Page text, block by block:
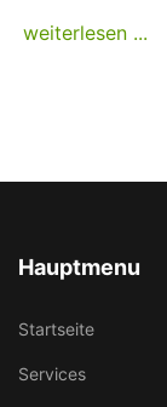
weiterlesen ...
Hauptmenu
Startseite
Services